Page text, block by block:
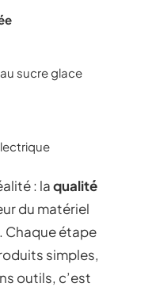
sucre glace
: laqualité
du matériel
Chaque étape
simples,
outils, c’est